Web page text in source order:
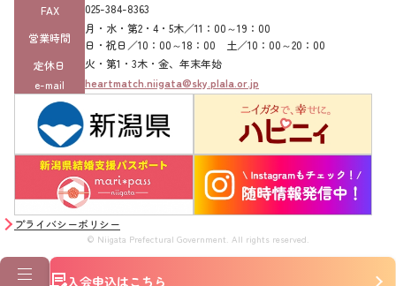
FAX
025-384-8363‌
営業時間
月・水・第2・4・5木／11：00～19：00
日・祝日／10：00～18：00 土／10：00～20：00
定休日
火・第1・3木・金、年末年始
e-mail
heartmatch.niigata@sky.plala.or.jp
プライバシーポリシー
© Niigata Prefectural Government. All rights reserved.
入会申込はこちら